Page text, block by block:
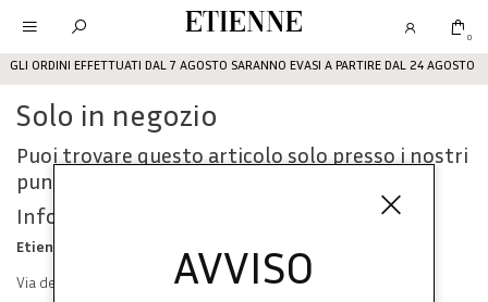
GLI ORDINI EFFETTUATI DAL 7 AGOSTO SARANNO EVASI A PARTIRE DAL 24 AGOSTO
Etienne 0
Solo in negozio
Puoi trovare questo articolo solo presso i nostri
punti vendita:
Info contatti
Etienne srl
Via dei Mille, 47 80121 NapoliAVVISO